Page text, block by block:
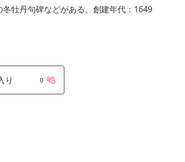
牡丹句碑などがある。創建年代：1649
り 0